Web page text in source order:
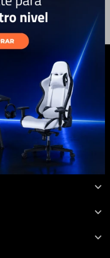
nuestras novedades!
SUSCRIBIRME